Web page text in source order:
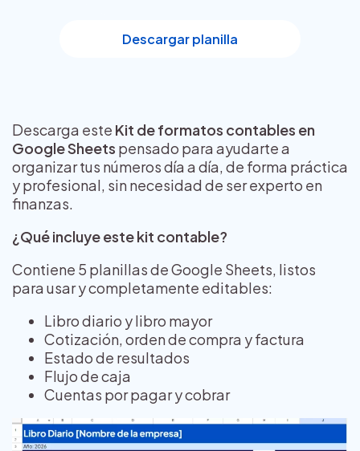
Descargar planilla
Descarga este Kit de formatos contables en
Google Sheets pensado para ayudarte a
organizar tus números día a día, de forma práctica
y profesional, sin necesidad de ser experto en
finanzas.
¿Qué incluye este kit contable?
Contiene 5 planillas de Google Sheets, listos
para usar y completamente editables:
Libro diario y libro mayor
Cotización, orden de compra y factura
Estado de resultados
Flujo de caja
Cuentas por pagar y cobrar